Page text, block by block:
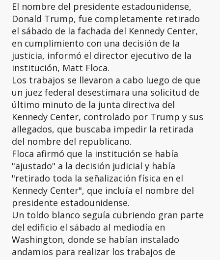
El nombre del presidente estadounidense,
Donald Trump, fue completamente retirado
el sábado de la fachada del Kennedy Center,
en cumplimiento con una decisión de la
justicia, informó el director ejecutivo de la
institución, Matt Floca.
Los trabajos se llevaron a cabo luego de que
un juez federal desestimara una solicitud de
último minuto de la junta directiva del
Kennedy Center, controlado por Trump y sus
allegados, que buscaba impedir la retirada
del nombre del republicano.
Floca afirmó que la institución se había
"ajustado" a la decisión judicial y había
"retirado toda la señalización física en el
Kennedy Center", que incluía el nombre del
presidente estadounidense.
Un toldo blanco seguía cubriendo gran parte
del edificio el sábado al mediodía en
Washington, donde se habían instalado
andamios para realizar los trabajos de